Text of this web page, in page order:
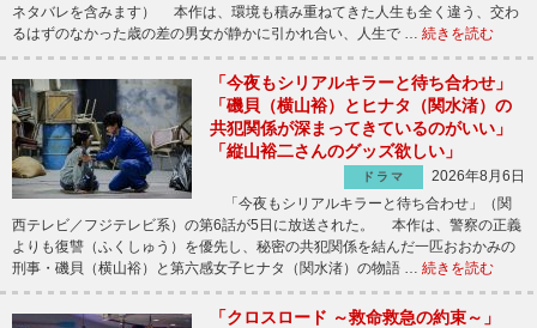
ネタバレを含みます） 本作は、環境も積み重ねてきた人生も全く違う、交わ
るはずのなかった歳の差の男女が静かに引かれ合い、人生で … 続きを読む
「今夜もシリアルキラーと待ち合わせ」
「磯貝（横山裕）とヒナタ（関水渚）の
共犯関係が深まってきているのがいい」
「縦山裕二さんのグッズ欲しい」
ドラマ
2026年8月6日
「今夜もシリアルキラーと待ち合わせ」（関
西テレビ／フジテレビ系）の第6話が5日に放送された。 本作は、警察の正義
よりも復讐（ふくしゅう）を優先し、秘密の共犯関係を結んだ一匹おおかみの
刑事・磯貝（横山裕）と第六感女子ヒナタ（関水渚）の物語 … 続きを読む
「クロスロード ～救命救急の約束～」